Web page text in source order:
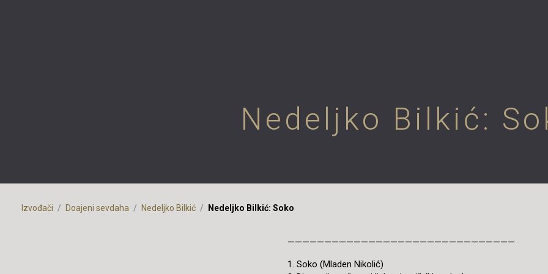
Nedeljko Bilkić:
Izvođači Doajeni sevdaha Nedeljko Bilkić Nedeljko Bilkić: Soko
———————————————————————————————
1. Soko (Mladen Nikolić)